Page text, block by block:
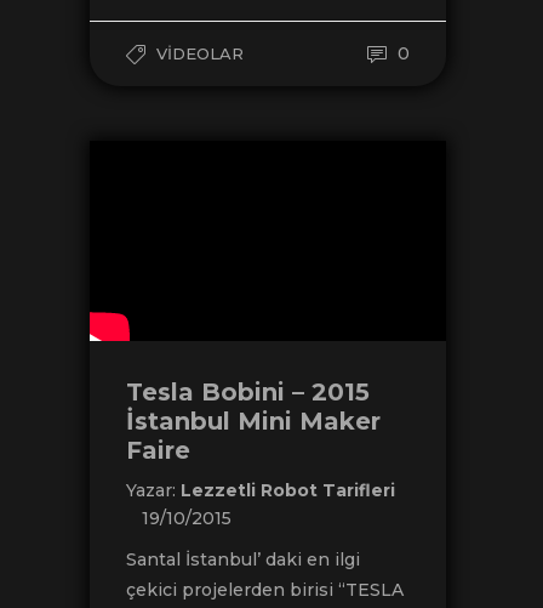
VIDEOLAR 0
Tesla Bobini – 2015
İstanbul Mini Maker
Faire
Yazar: Lezzetli Robot Tarifleri
19/10/2015
Santal İstanbul’ daki en ilgi
çekici projelerden birisi “TESLA